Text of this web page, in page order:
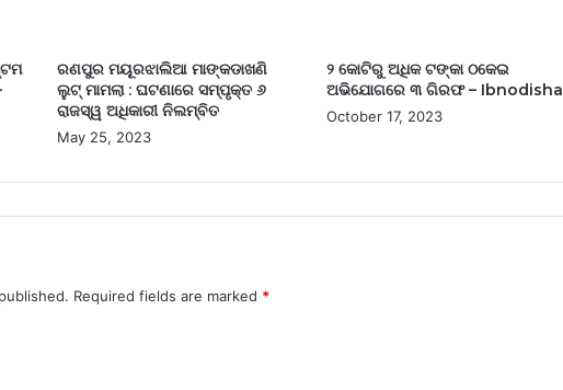
ରଣପୁର ମୟୂରଝାଲିଆ ମାଙ୍କଡାଖଣି
ଲୁଟ୍ ମାମଲା : ଘଟଣାରେ ସମ୍ପୃକ୍ତ ୬
ରାଜସ୍ୱ ଅଧିକାରୀ ନିଲମ୍ବିତ
May 25, 2023
୨ କୋଟିରୁ ଅଧିକ ଟଙ୍କା ଠକେଇ
ଅଭିଯୋଗରେ ୩ ଗିରଫ – Ibnodisha
October 17, 2023
Required fields are marked *